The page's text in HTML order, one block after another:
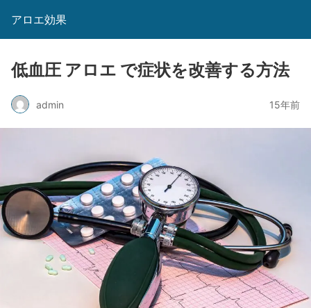
アロエ効果
低血圧 アロエ で症状を改善する方法
admin 15年前